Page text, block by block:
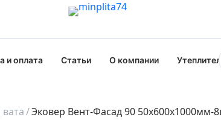
и оплата Статьи О компании
Эковер Вент-Фасад 90 50х600х1000мм-